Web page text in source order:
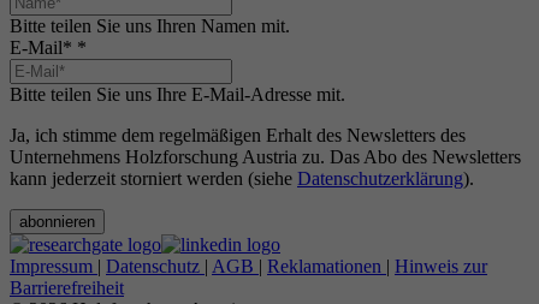
Bitte teilen Sie uns Ihren Namen mit.
E-Mail* *
Bitte teilen Sie uns Ihre E-Mail-Adresse mit.
Ja, ich stimme dem regelmäßigen Erhalt des Newsletters des
Unternehmens Holzforschung Austria zu. Das Abo des Newsletters
kann jederzeit storniert werden (siehe Datenschutzerklärung).
abonnieren
Impressum | Datenschutz | AGB | Reklamationen | Hinweis zur
Barrierefreiheit